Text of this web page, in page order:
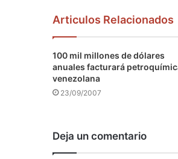
Articulos Relacionados
100 mil millones de dólares
anuales facturará
venezolana
23/09/2007
Deja un comentario